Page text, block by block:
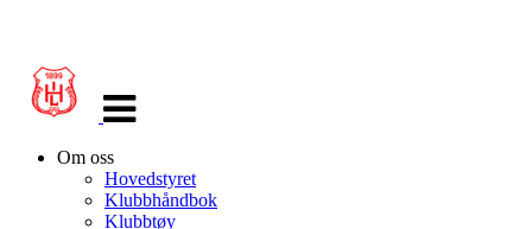
navigasjon
Om oss
Hovedstyret
Klubbhåndbok
Klubbtøy